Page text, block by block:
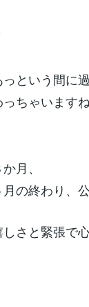
という間に
ちゃいますね
月、
の終わり、
さと緊張で